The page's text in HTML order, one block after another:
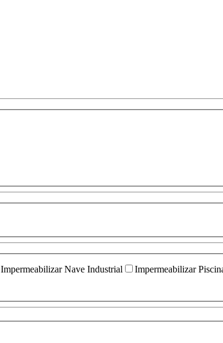
Impermeabilizar Nave Industrial Impermeabilizar